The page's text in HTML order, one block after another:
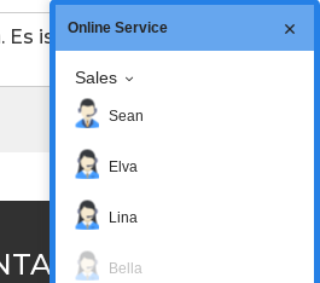
ist
In Stock
UNS
Online Service
Sales
Sean
Elva
Lina
Bella